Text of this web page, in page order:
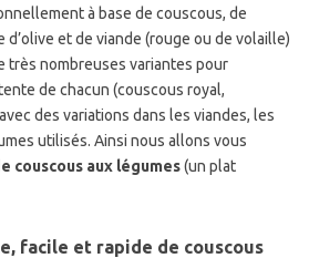
à base de couscous, de
d’olive et de viande (rouge ou de volaille)
très nombreuses variantes pour
de chacun (couscous royal,
des variations dans les viandes, les
utilisés. Ainsi nous allons vous
couscous aux légumes(un plat
facile et rapide de couscous